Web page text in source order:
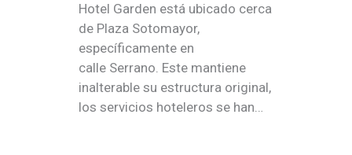
Hotel Garden está ubicado cerca
de Plaza Sotomayor,
específicamente en
calle Serrano. Este mantiene
inalterable su estructura original,
los servicios hoteleros se han…